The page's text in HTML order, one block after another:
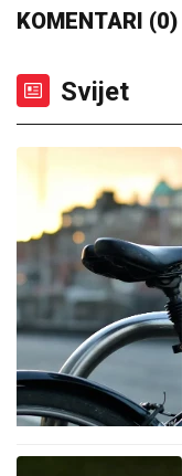
KOMENTARI (0)
Svijet